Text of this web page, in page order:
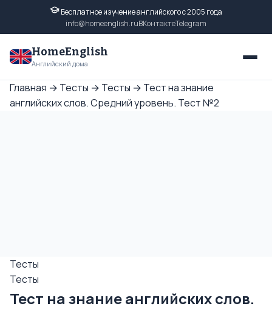
Бесплатное изучение английского с 2005 года
info@homeenglish.ruВКонтактеTelegram
HomeEnglish
Английский дома
Главная → Тесты → Тесты → Тест на знание
английских слов. Средний уровень. Тест №2
Тесты
Тесты
Тест на знание английских слов.